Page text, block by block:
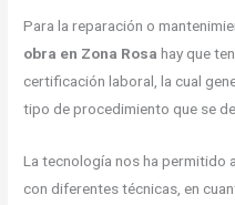
Para la reparación o
obra en Zona Rosa hay que
certificación laboral, la cual
tipo de procedimiento que se
La tecnología nos ha permitido
con diferentes técnicas, en